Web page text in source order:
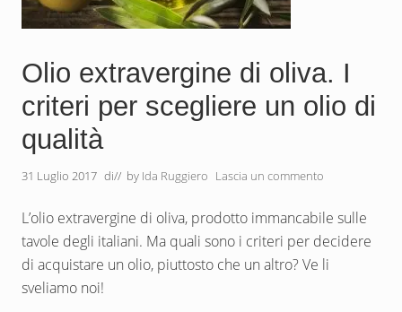
i
ù
t
e
r
n
a
i
v
i
r
i
i
n
I
t
a
a
:
u
t
t
o
q
u
Olio extravergine di oliva. I
criteri per scegliere un olio di
qualità
31 Luglio 2017 di// by Ida Ruggiero Lascia un commento
L’olio extravergine di oliva, prodotto immancabile sulle
tavole degli italiani. Ma quali sono i criteri per decidere
di acquistare un olio, piuttosto che un altro? Ve li
sveliamo noi!